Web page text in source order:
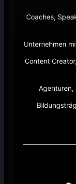
Coaches,
Unternehmen
Content
Agenturen,